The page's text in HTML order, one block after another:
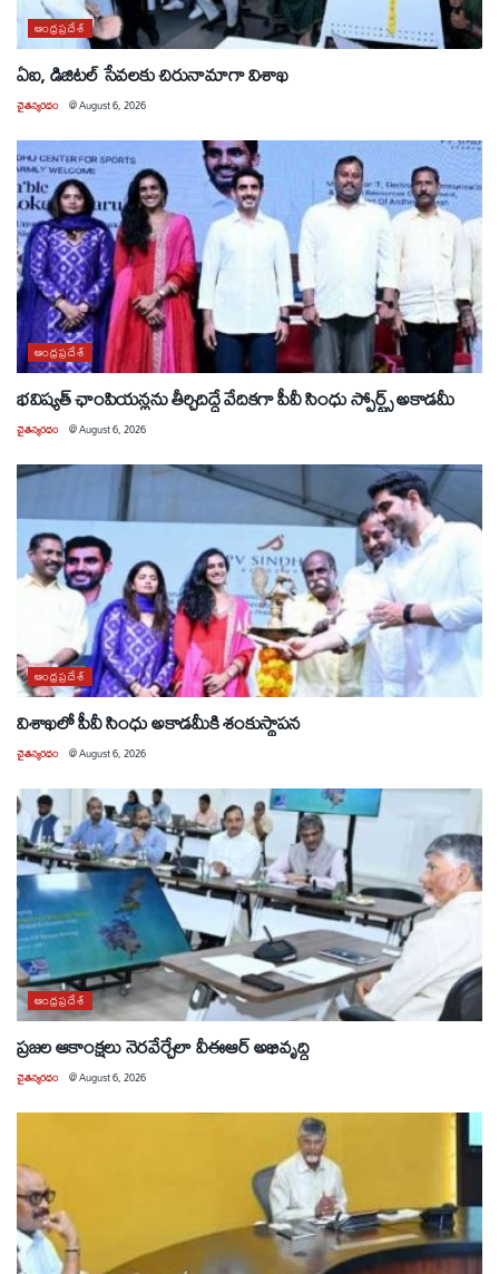
ఆంధ్రప్రదేశ్
ఏఐ, డిజిటల్ సేవలకు చిరునామాగా విశాఖ
చైతన్యరధం @August 6, 2026
ఆంధ్రప్రదేశ్
భవిష్యత్ ఛాంపియన్లను తీర్చిదిద్దే వేదికగా పీవీ సింధు స్పోర్ట్స్ అకాడమీ
చైతన్యరధం @August 6, 2026
ఆంధ్రప్రదేశ్
విశాఖలో పీవీ సింధు అకాడమీకి శంకుస్థాపన
చైతన్యరధం @August 6, 2026
ఆంధ్రప్రదేశ్
ప్రజల ఆకాంక్షలు నెరవేర్చేలా వీఈఆర్ అభివృద్ధి
చైతన్యరధం @August 6, 2026